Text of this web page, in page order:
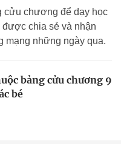
cửu chương để dạy học
được chia sẻ và nhận
mạng những ngày qua.
bảng cửu chương 9
bé